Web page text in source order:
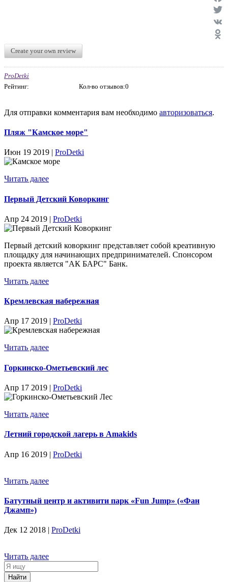
VK
Create your own review
ProDetki
Рейтинг:
Кол-во отзывов:0
Для отправки комментария вам необходимо авторизоваться.
Пляж "Камское море"
Июн 19 2019 | ProDetki
Читать далее
Первый Детский Коворкинг
Апр 24 2019 | ProDetki
Первый детский коворкинг представляет собой креативную
площадку для начинающих предпринимателей. Спонсором
проекта является "АК БАРС" Банк.
Читать далее
Кремлевская набережная
Апр 17 2019 | ProDetki
Читать далее
Горкинско-Ометьевский лес
Апр 17 2019 | ProDetki
Читать далее
Летний городской лагерь в Amakids
Апр 16 2019 | ProDetki
Читать далее
Батутный центр и активити парк «Fun Jump» («Фан
Джамп»)
Дек 12 2018 | ProDetki
Читать далее
Я
ищу
Найти